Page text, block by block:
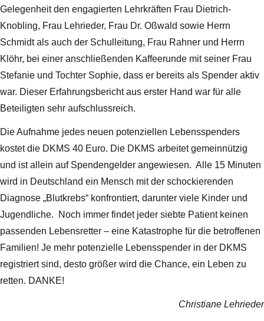
Gelegenheit den engagierten Lehrkräften Frau Dietrich-
Knobling, Frau Lehrieder, Frau Dr. Oßwald sowie Herrn
Schmidt als auch der Schulleitung, Frau Rahner und Herrn
Klöhr, bei einer anschließenden Kaffeerunde mit seiner Frau
Stefanie und Tochter Sophie, dass er bereits als Spender aktiv
war. Dieser Erfahrungsbericht aus erster Hand war für alle
Beteiligten sehr aufschlussreich.
Die Aufnahme jedes neuen potenziellen Lebensspenders
kostet die DKMS 40 Euro. Die DKMS arbeitet gemeinnützig
und ist allein auf Spendengelder angewiesen. Alle 15 Minuten
wird in Deutschland ein Mensch mit der schockierenden
Diagnose „Blutkrebs“ konfrontiert, darunter viele Kinder und
Jugendliche. Noch immer findet jeder siebte Patient keinen
passenden Lebensretter – eine Katastrophe für die betroffenen
Familien! Je mehr potenzielle Lebensspender in der DKMS
registriert sind, desto größer wird die Chance, ein Leben zu
retten. DANKE!
Christiane Lehrieder